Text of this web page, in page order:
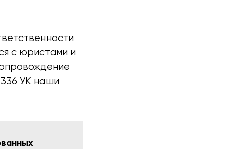
с юристами и
УК наши